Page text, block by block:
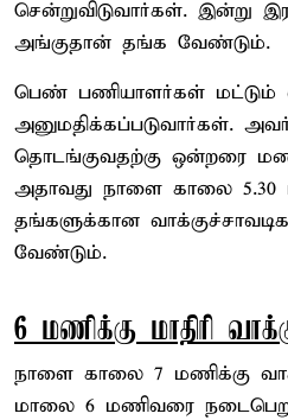
சென்றுவிடுவார்கள். இன்று
அங்குதான் தங்க வேண்டும்.
பெண் பணியாளர்கள் மட்டும்
அனுமதிக்கப்படுவார்கள்.
தொடங்குவதற்கு ஒன்றரை
அதாவது நாளை காலை 5.30
தங்களுக்கான
வேண்டும்.
6 மணிக்கு மாதிரி
நாளை காலை 7 மணிக்கு
மாலை 6 மணிவரை